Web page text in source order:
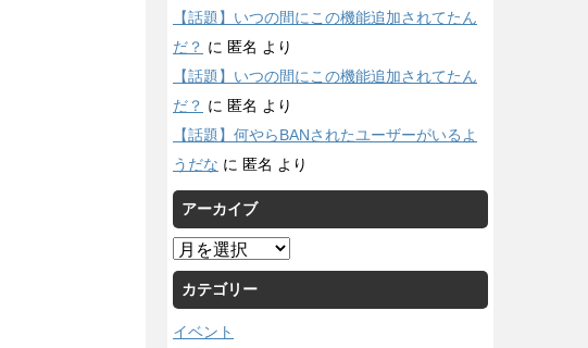
【話題】いつの間にこの機能追加されてたん
だ？ に 匿名 より
【話題】いつの間にこの機能追加されてたん
だ？ に 匿名 より
【話題】何やらBANされたユーザーがいるよ
うだな に 匿名 より
アーカイブ
ア
ー
カ
イ
ブ
カテゴリー
イベント